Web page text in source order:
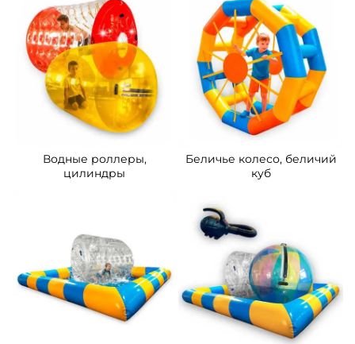
Водные роллеры,
цилиндры
Беличье колесо, беличий
куб